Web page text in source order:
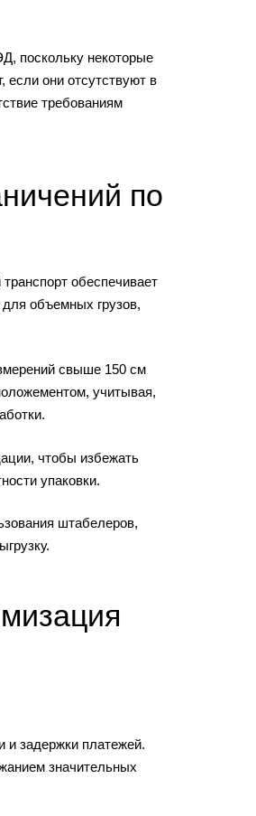
поскольку некоторые
если они отсутствуют в
требованиям
по
обеспечивает
объемных грузов,
свыше 150 см
учитывая,
чтобы избежать
упаковки.
штабелеров,
и задержки платежей.
значительных